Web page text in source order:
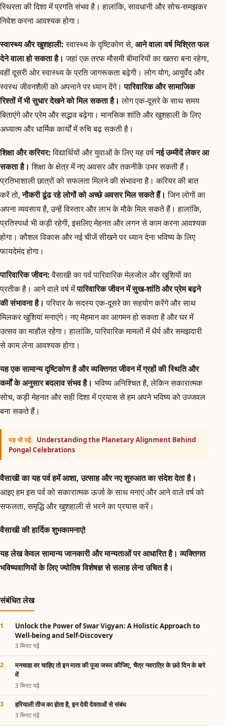
स्थिरता की दिशा में प्रगति संभव है। हालांकि, सावधानी और सोच-समझकर
निवेश करना आवश्यक होगा।
स्वास्थ्य और खुशहाली:स्वास्थ्य के दृष्टिकोण से, आने वाला वर्ष मिश्रित फल
देने वाला हो सकता है। जहां एक तरफ मौसमी बीमारियों का खतरा बना रहेगा,
वहीं दूसरी ओर स्वास्थ्य के प्रति जागरूकता बढ़ेगी। लोग योग, आयुर्वेद और
स्वस्थ जीवनशैली को अपनाने पर ध्यान देंगे।पारिवारिक और सामाजिक
रिश्तों में भी सुधार देखने को मिल सकता है। लोग एक-दूसरे के साथ समय
बिताएंगे और प्रेम और सद्भाव बढ़ेगा। मानसिक शांति और खुशहाली के लिए
अध्यात्म और धार्मिक कार्यों में रुचि बढ़ सकती है।
शिक्षा और करियर:विद्यार्थियों और युवाओं के लिए यह वर्षनई उम्मीदें लेकर आ
सकता है। शिक्षा के क्षेत्र में नए अवसर और तकनीकें उभर सकती हैं।
प्रतिभाशाली छात्रों को सफलता मिलने की संभावना है। करियर की बात
करें तो,नौकरी ढूंढ रहे लोगों को अच्छे अवसर मिल सकते हैं। जिन लोगों का
अपना व्यवसाय है, उन्हें विस्तार और लाभ के मौके मिल सकते हैं। हालांकि,
प्रतिस्पर्धा भी कड़ी रहेगी, इसलिए मेहनत और लगन से काम करना आवश्यक
होगा। कौशल विकास और नई चीजें सीखने पर ध्यान देना भविष्य के लिए
फायदेमंद होगा।
पारिवारिक जीवन:वैसाखी का पर्व पारिवारिक मेलजोल और खुशियों का
प्रतीक है। आने वाले वर्ष मेंपारिवारिक जीवन में सुख-शांति और प्रेम बढ़ने
की संभावना है। परिवार के सदस्य एक-दूसरे का सहयोग करेंगे और साथ
मिलकर खुशियां मनाएंगे। नए मेहमान का आगमन हो सकता है और घर में
उत्सव का माहौल रहेगा। हालांकि, पारिवारिक मामलों में धैर्य और समझदारी
से काम लेना आवश्यक होगा।
यह एक सामान्य दृष्टिकोण है और व्यक्तिगत जीवन में ग्रहों की स्थिति और
कर्मों के अनुसार बदलाव संभव है। भविष्य अनिश्चित है, लेकिन सकारात्मक
सोच, कड़ी मेहनत और सही दिशा में प्रयास से हम अपने भविष्य को उज्जवल
बना सकते हैं।
यह भी पढ़ें: Understanding the Planetary Alignment Behind
Pongal Celebrations
वैसाखी का यह पर्व हमें आशा, उत्साह और नए शुरुआत का संदेश देता है।
आइए हम इस पर्व को सकारात्मक ऊर्जा के साथ मनाएं और आने वाले वर्ष को
सफलता, समृद्धि और खुशहाली से भरने का प्रयास करें।
वैसाखी की हार्दिक शुभकामनाएं!
यह लेख केवल सामान्य जानकारी और मान्यताओं पर आधारित है। व्यक्तिगत
भविष्यवाणियों के लिए ज्योतिष विशेषज्ञ से सलाह लेना उचित है।
संबंधित लेख
Unlock the Power of Swar Vigyan: A Holistic Approach to
Well-being and Self-Discovery
3 मिनट पढ़ें
मनचाहा वर चाहिए तो इन माता की पूजा जरूर कीजिए, चैत्र नवरात्रि के छठे दिन के बारे
में
3 मिनट पढ़ें
हरियाली तीज का होता है, इन देवी देवताओं से संबंध
3 मिनट पढ़ें